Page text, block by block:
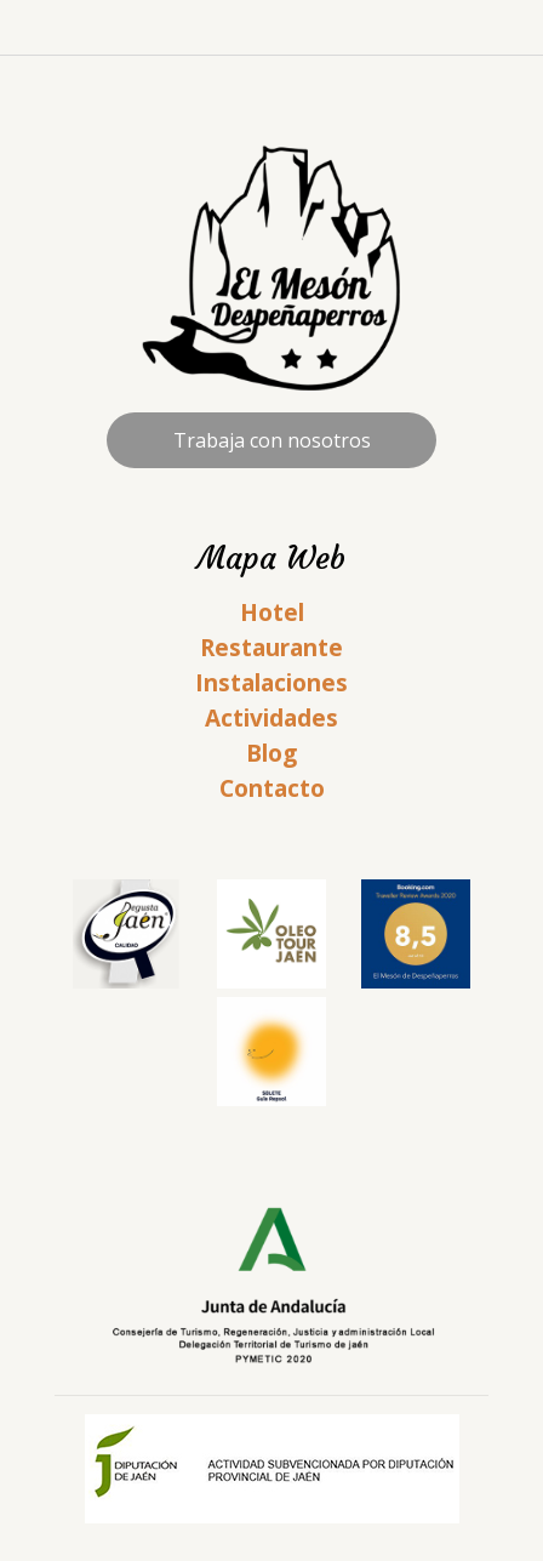
Trabaja con nosotros
Mapa Web
Hotel
Restaurante
Instalaciones
Actividades
Blog
Contacto